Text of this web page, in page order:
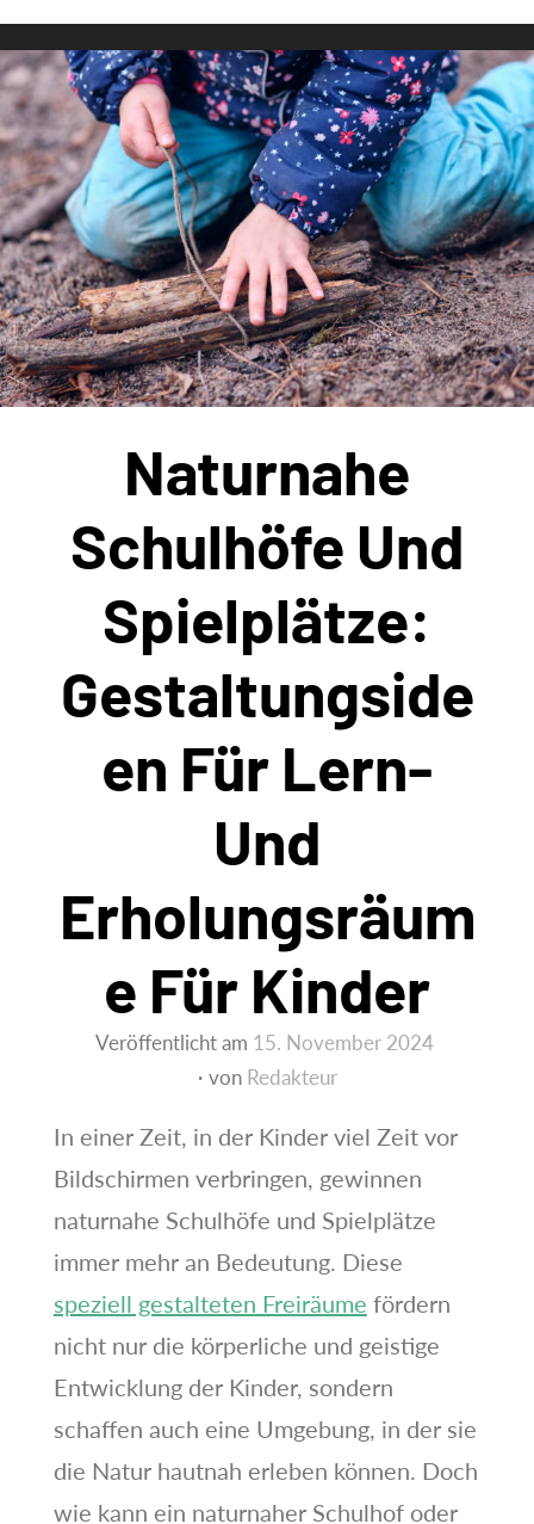
–
Effizient
und
nachhaltig?
Naturnahe
Schulhöfe Und
Spielplätze:
Gestaltungside
En Für Lern-
Und
Erholungsräum
E Für Kinder
Veröffentlicht am 15. November 2024
von Redakteur
In einer Zeit, in der Kinder viel Zeit vor
Bildschirmen verbringen, gewinnen
naturnahe Schulhöfe und Spielplätze
immer mehr an Bedeutung. Diese
speziell gestalteten Freiräume fördern
nicht nur die körperliche und geistige
Entwicklung der Kinder, sondern
schaffen auch eine Umgebung, in der sie
die Natur hautnah erleben können. Doch
wie kann ein naturnaher Schulhof oder